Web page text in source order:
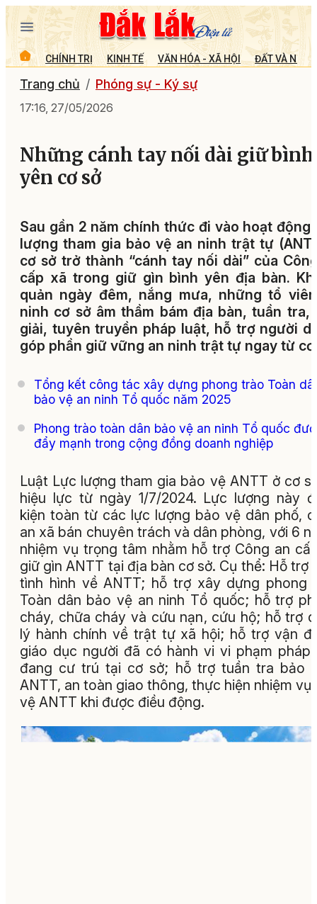
CHÍNH TRỊ KINH TẾ VĂN HÓA - XÃ HỘI ĐẤT VÀ
Trang chủ Phóng sự - Ký sự
17:16, 27/05/2026
Những cánh tay nối dài giữ bình
yên cơ sở
Sau gần 2 năm chính thức đi vào hoạt
lượng tham gia bảo vệ an ninh trật tự
cơ sở trở thành “cánh tay nối dài” của
cấp xã trong giữ gìn bình yên địa bàn.
quản ngày đêm, nắng mưa, những tổ
ninh cơ sở âm thầm bám địa bàn, tuần tra,
giải, tuyên truyền pháp luật, hỗ trợ người
góp phần giữ vững an ninh trật tự ngay từ cơ
Tổng kết công tác xây dựng phong trào Toàn
bảo vệ an ninh Tổ quốc năm 2025
Phong trào toàn dân bảo vệ an ninh Tổ quốc
đẩy mạnh trong cộng đồng doanh nghiệp
Luật Lực lượng tham gia bảo vệ ANTT ở cơ
hiệu lực từ ngày 1/7/2024. Lực lượng này
kiện toàn từ các lực lượng bảo vệ dân phố,
an xã bán chuyên trách và dân phòng, với 6
nhiệm vụ trọng tâm nhằm hỗ trợ Công an
giữ gìn ANTT tại địa bàn cơ sở. Cụ thể: Hỗ trợ
tình hình về ANTT; hỗ trợ xây dựng phong
Toàn dân bảo vệ an ninh Tổ quốc; hỗ trợ
cháy, chữa cháy và cứu nạn, cứu hộ; hỗ trợ
lý hành chính về trật tự xã hội; hỗ trợ vận
giáo dục người đã có hành vi vi phạm pháp
đang cư trú tại cơ sở; hỗ trợ tuần tra bảo
ANTT, an toàn giao thông, thực hiện nhiệm vụ
vệ ANTT khi được điều động.